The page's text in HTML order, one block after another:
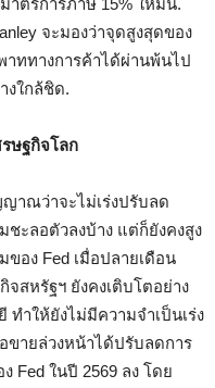
าตรการภาษี 15% ใหม่นี้.
จะมองว่าจุดสูงสุดของ
ททางการค้าได้ผ่านพ้นไป
งใกล้ชิด.
ษฐกิจโลก
ญาณว่าจะไม่เร่งปรับลด
ชะลอตัวลงบ้าง แต่ก็ยังคงสูง
ของ Fed เมื่อปลายเดือน
จสหรัฐฯ ยังคงเติบโตอย่าง
ทำให้ยังไม่มีความจำเป็นเร่ง
ายล่วงหน้าได้ปรับลดการ
Fed ในปี 2569 ลง โดย